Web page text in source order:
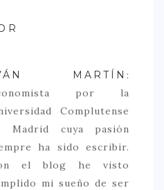
MARTÍN :
por la
Complutense
Madrid cuya pasión
ha sido escribir.
el blog he visto
mi sueño de ser